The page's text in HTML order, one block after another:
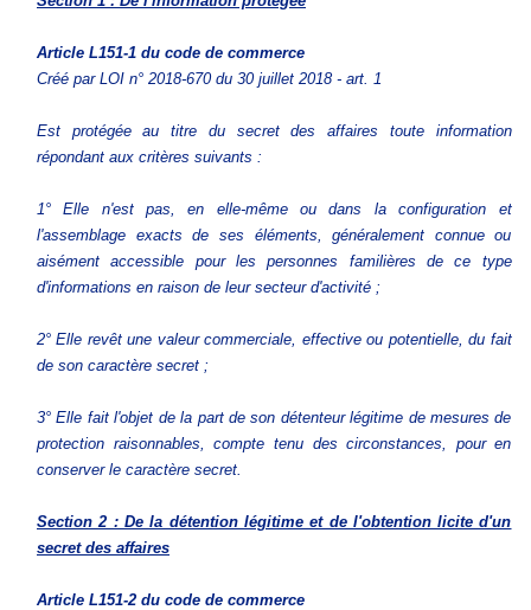
Article L151-1 du code de commerce
Créé par LOI n° 2018-670 du 30 juillet 2018 - art. 1
Est protégée au titre du secret des affaires toute information
répondant aux critères suivants :
1° Elle n'est pas, en elle-même ou dans la configuration et
l'assemblage exacts de ses éléments, généralement connue ou
aisément accessible pour les personnes familières de ce type
d'informations en raison de leur secteur d'activité ;
2° Elle revêt une valeur commerciale, effective ou potentielle, du fait
de son caractère secret ;
3° Elle fait l'objet de la part de son détenteur légitime de mesures de
protection raisonnables, compte tenu des circonstances, pour en
conserver le caractère secret.
Section 2 : De la détention légitime et de l'obtention licite d'un
secret des affaires
Article L151-2 du code de commerce